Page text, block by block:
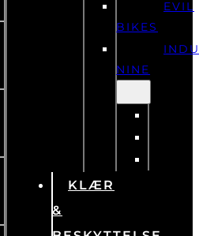
KLÆR
BESKYTTELSE